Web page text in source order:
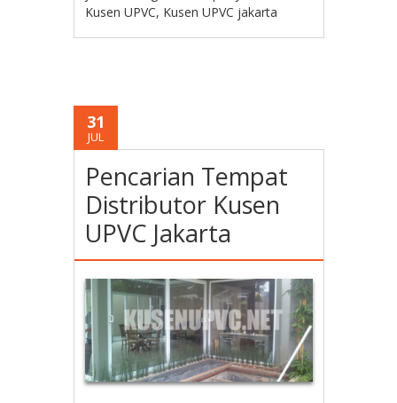
Kusen UPVC, Kusen UPVC jakarta
31
JUL
Pencarian Tempat
Distributor Kusen
UPVC Jakarta